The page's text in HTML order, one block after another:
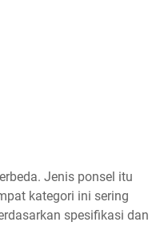
Jenis ponsel itu
kategori ini sering
spesifikasi dan